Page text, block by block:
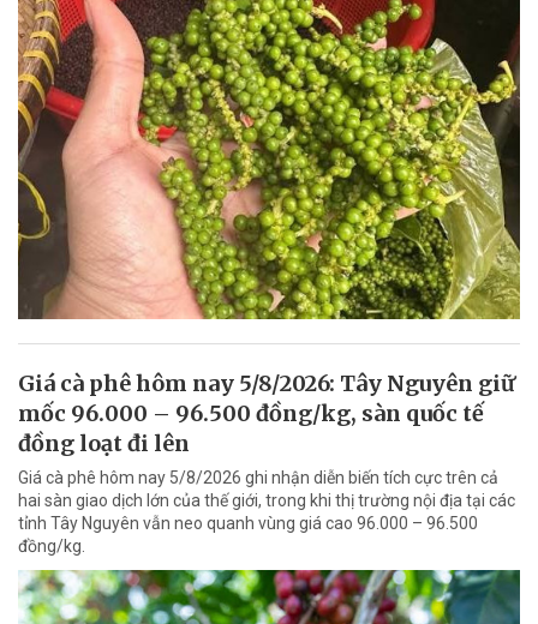
Giá cà phê hôm nay 5/8/2026: Tây Nguyên giữ
mốc 96.000 – 96.500 đồng/kg, sàn quốc tế
đồng loạt đi lên
Giá cà phê hôm nay 5/8/2026 ghi nhận diễn biến tích cực trên cả
hai sàn giao dịch lớn của thế giới, trong khi thị trường nội địa tại các
tỉnh Tây Nguyên vẫn neo quanh vùng giá cao 96.000 – 96.500
đồng/kg.